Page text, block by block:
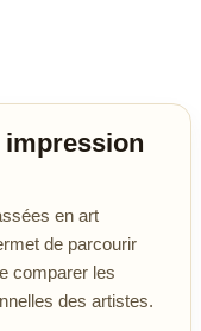
en art
de parcourir
comparer les
des artistes.